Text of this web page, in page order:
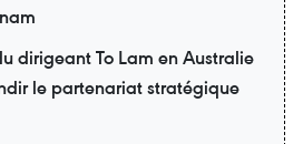
dirigeant To Lam en Australie
le partenariat stratégique